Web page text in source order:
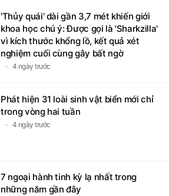
'Thủy quái' dài gần 3,7 mét khiến giới
khoa học chú ý: Được gọi là 'Sharkzilla'
vì kích thước khổng lồ, kết quả xét
nghiệm cuối cùng gây bất ngờ
4 ngày trước
Phát hiện 31 loài sinh vật biển mới chỉ
trong vòng hai tuần
4 ngày trước
7 ngoại hành tinh kỳ lạ nhất trong
những năm gần đây